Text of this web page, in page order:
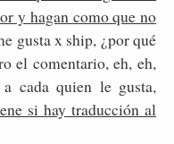
y hagan como que no
gusta x ship, ¿por qué
el comentario, eh, eh,
cada quien le gusta,
si hay traducción al